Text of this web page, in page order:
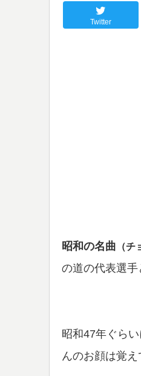
Twitter
昭和の名曲 （チ
の道の代表選手
昭和47年ぐら
んのお顔は覚